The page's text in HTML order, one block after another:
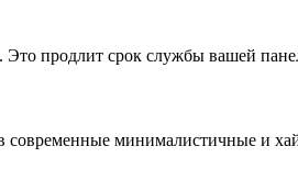
Это продлит срок службы вашей
минималистичные и